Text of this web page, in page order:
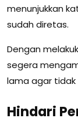
menunjukkan
sudah diretas.
Dengan
segera
lama agar
Hindari